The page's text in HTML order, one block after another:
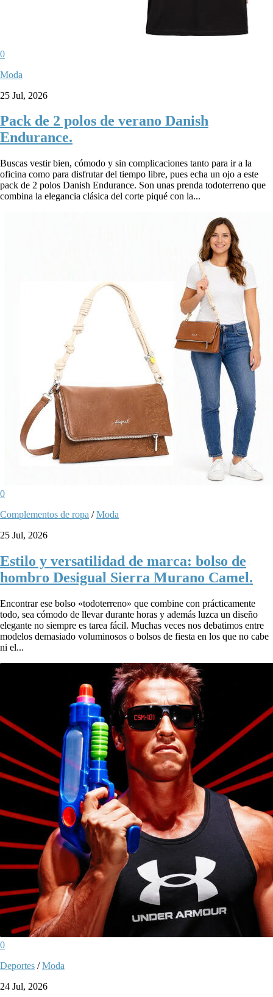
0
Moda
25 Jul, 2026
Pack de 2 polos de verano Danish
Endurance.
Buscas vestir bien, cómodo y sin complicaciones tanto para ir a la
oficina como para disfrutar del tiempo libre, pues echa un ojo a este
pack de 2 polos Danish Endurance. Son unas prenda todoterreno que
combina la elegancia clásica del corte piqué con la...
0
Complementos de ropa /Moda
25 Jul, 2026
Estilo y versatilidad de marca: bolso de
hombro Desigual Sierra Murano Camel.
Encontrar ese bolso «todoterreno» que combine con prácticamente
todo, sea cómodo de llevar durante horas y además luzca un diseño
elegante no siempre es tarea fácil. Muchas veces nos debatimos entre
modelos demasiado voluminosos o bolsos de fiesta en los que no cabe
ni el...
0
Deportes /Moda
24 Jul, 2026